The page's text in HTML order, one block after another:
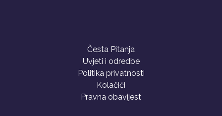
Česta Pitanja
Uvjeti i odredbe
Politika privatnosti
Kolačići
Pravna obavijest